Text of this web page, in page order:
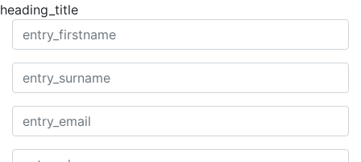
heading_title